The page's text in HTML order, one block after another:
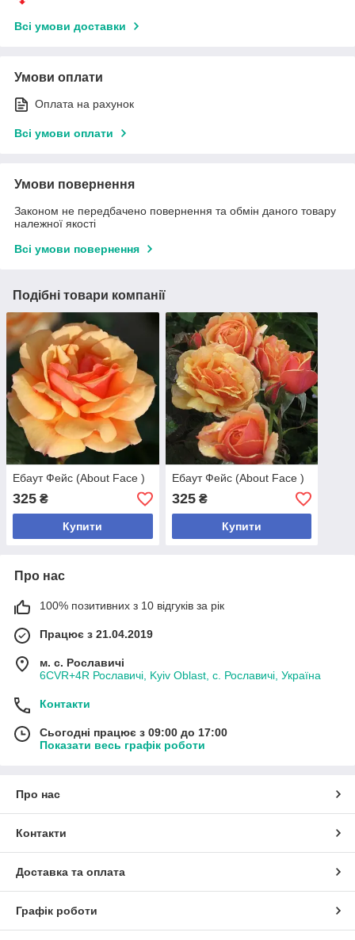
Всі умови доставки
Умови оплати
Оплата на рахунок
Всі умови оплати
Умови повернення
Законом не передбачено повернення та обмін даного товару
належної якості
Всі умови повернення
Подібні товари компанії
Ебаут Фейс (About Face )
325 ₴
Купити
Ебаут Фейс (About Face )
325₴
Купити
Про нас
100% позитивних з 10 відгуків за рік
Працює з 21.04.2019
м. с. Рославичі
6CVR+4R Рославичі, Kyiv Oblast, с. Рославичі, Україна
Контакти
Сьогодні працює з 09:00 до 17:00
Показати весь графік роботи
Про нас
Контакти
Доставка та оплата
Графік роботи